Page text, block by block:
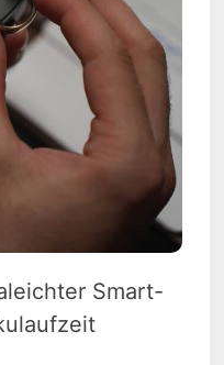
Smart-